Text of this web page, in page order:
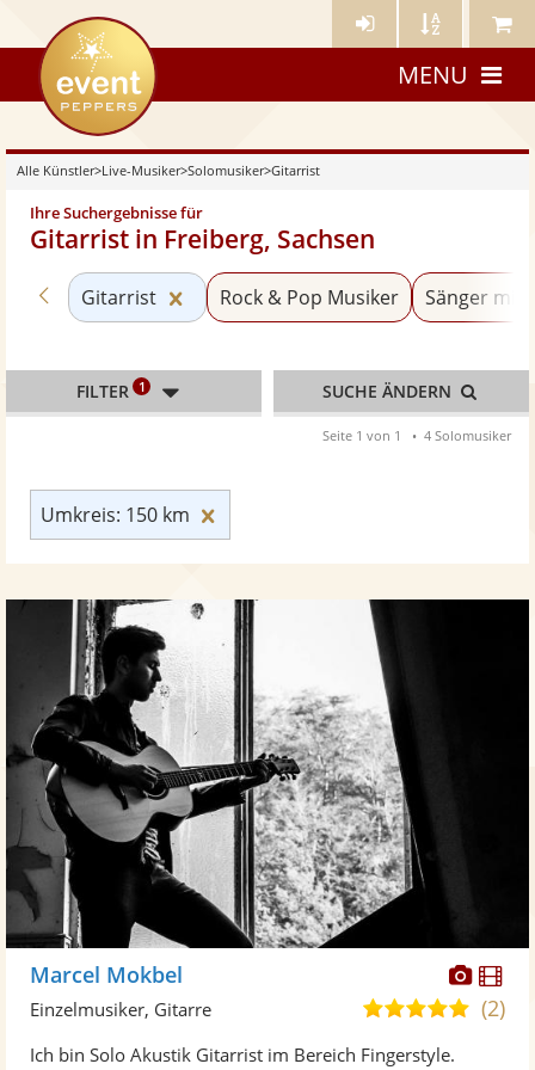
Künstler- Künstler Meine
eventpeppers
MENU
Alle Künstler>Live-Musiker>Solomusiker>Gitarrist
Ihre Suchergebnisse für
Gitarrist in Freiberg, Sachsen
Zurück zu «Solomusiker»
Gitarrist Kategorie «Gitarrist» zurücksetzen
Rock & Pop Musiker Sänger mit
Umkreis: 150 km
FILTER 1 SUCHE ÄNDERN
Seite 1 von 1 4 Solomusiker
Marcel Mokbel
5,0(2)
Einzelmusiker, Gitarre
Ich bin Solo Akustik Gitarrist im Bereich Fingerstyle.